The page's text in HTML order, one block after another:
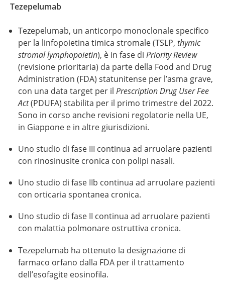
Tezepelumab
Tezepelumab, un anticorpo monoclonale specifico
per la linfopoietina timica stromale (TSLP, thymic
stromal lymphopoietin), è in fase di Priority Review
(revisione prioritaria) da parte della Food and Drug
Administration (FDA) statunitense per l’asma grave,
con una data target per il Prescription Drug User Fee
Act(PDUFA) stabilita per il primo trimestre del 2022.
Sono in corso anche revisioni regolatorie nella UE,
in Giappone e in altre giurisdizioni.
Uno studio di fase III continua ad arruolare pazienti
con rinosinusite cronica con polipi nasali.
Uno studio di fase IIb continua ad arruolare pazienti
con orticaria spontanea cronica.
Uno studio di fase II continua ad arruolare pazienti
con malattia polmonare ostruttiva cronica.
Tezepelumab ha ottenuto la designazione di
farmaco orfano dalla FDA per il trattamento
dell’esofagite eosinofila.